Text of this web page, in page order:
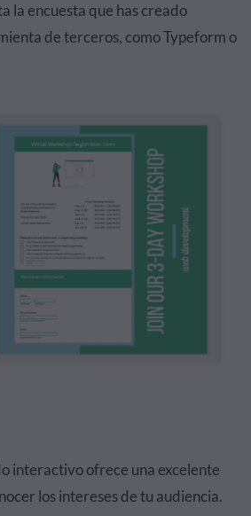
la encuesta que has creado
de terceros, como Typeform o
interactivo ofrece una excelente
los intereses de tu audiencia.